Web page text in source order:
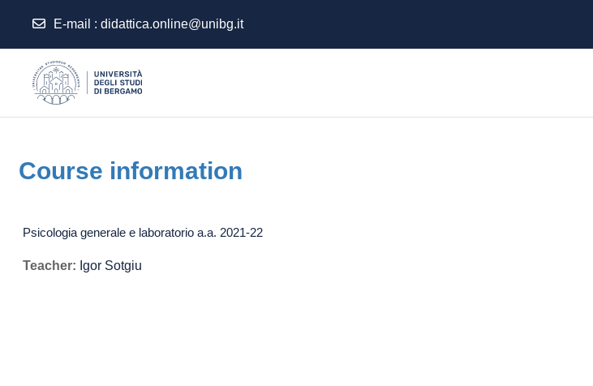
E-mail : didattica.online@unibg.it
Course information
Psicologia generale e laboratorio a.a. 2021-22
Teacher: Igor Sotgiu